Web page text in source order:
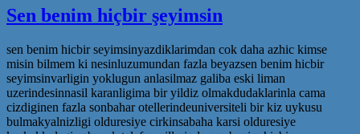
Sen benim hiçbir şeyimsin
sen benim hicbir seyimsinyazdiklarimdan cok daha azhic kimse
misin bilmem ki nesinluzumundan fazla beyazsen benim hicbir
seyimsinvarligin yoklugun anlasilmaz galiba eski liman
uzerindesinnasil karanligima bir yildiz olmakdudaklarinla cama
cizdiginen fazla sonbahar otellerindeuniversiteli bir kiz uykusu
bulmakyalnizligi olduresiye cirkinsabaha karsi olduresiye